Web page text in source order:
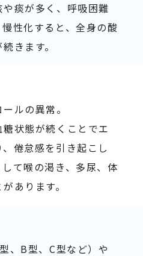
痰が多く、呼吸困難
性化すると、全身の酸
きます。
ルの異常。
状態が続くことでエ
倦怠感を引き起こし
て喉の渇き、多尿、体
あります。
、B型、C型など）や